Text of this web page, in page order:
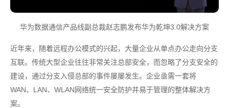
华为数据通信产品线副总裁赵志鹏发布华为乾坤3.0解决方案
近年来，随着远程办公模式的兴起，大量企业从单点办公走向分支
互联。传统大型企业往往非常关注总部安全，而忽略了分支安全的
建设，通过分支入侵总部的事件屡屡发生。企业亟需一套将
WAN、LAN、WLAN网络统一安全防护并易于管理的整体解决方
案。